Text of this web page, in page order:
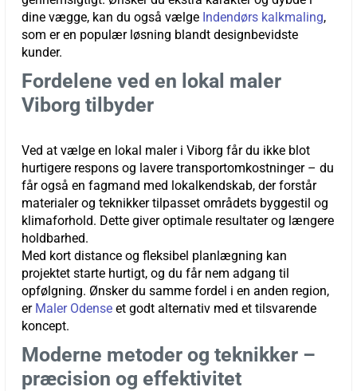
dine vægge, kan du også vælge Indendørs kalkmaling,
som er en populær løsning blandt designbevidste
kunder.
Fordelene ved en lokal maler
Viborg tilbyder
Ved at vælge en lokal maler i Viborg får du ikke blot
hurtigere respons og lavere transportomkostninger – du
får også en fagmand med lokalkendskab, der forstår
materialer og teknikker tilpasset områdets byggestil og
klimaforhold. Dette giver optimale resultater og længere
holdbarhed.
Med kort distance og fleksibel planlægning kan
projektet starte hurtigt, og du får nem adgang til
opfølgning. Ønsker du samme fordel i en anden region,
er Maler Odense et godt alternativ med et tilsvarende
koncept.
Moderne metoder og teknikker –
præcision og effektivitet